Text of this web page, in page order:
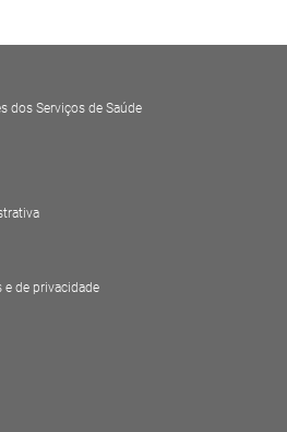
dos Serviços de Saúde
e de privacidade